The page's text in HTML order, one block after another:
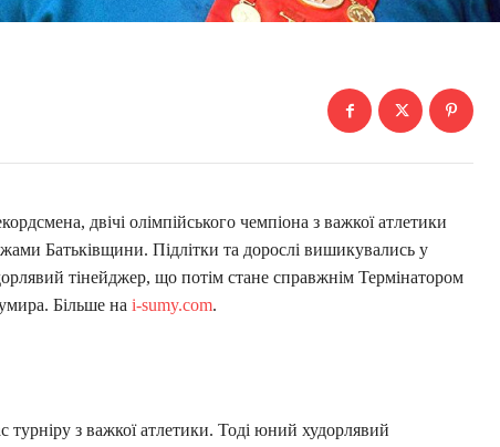
двічі олімпійського чемпіона з важкої атлетики
Батьківщини. Підлітки та дорослі вишикувались у
тінейджер, що потім стане справжнім Термінатором
Більше на i-sumy.com.
турніру з важкої атлетики. Тоді юний худорлявий